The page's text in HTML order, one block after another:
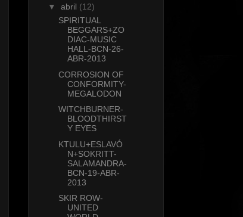
▼ abril (12)
SPIRITUAL
BEGGARS+ZO
DIAC-MUSIC
HALL-BCN-26-
ABR-2013
CORROSION OF
CONFORMITY-
MEGALODON
WITCHBURNER-
BLOODTHIRST
Y EYES
KTULU+ESLAVÓ
N+SOKRITT-
SALAMANDRA-
BCN-19-ABR-
2013
SKIR ROW-
UNITED